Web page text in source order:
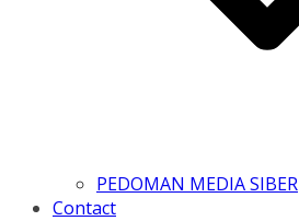
PEDOMAN MEDIA SIBER
Contact